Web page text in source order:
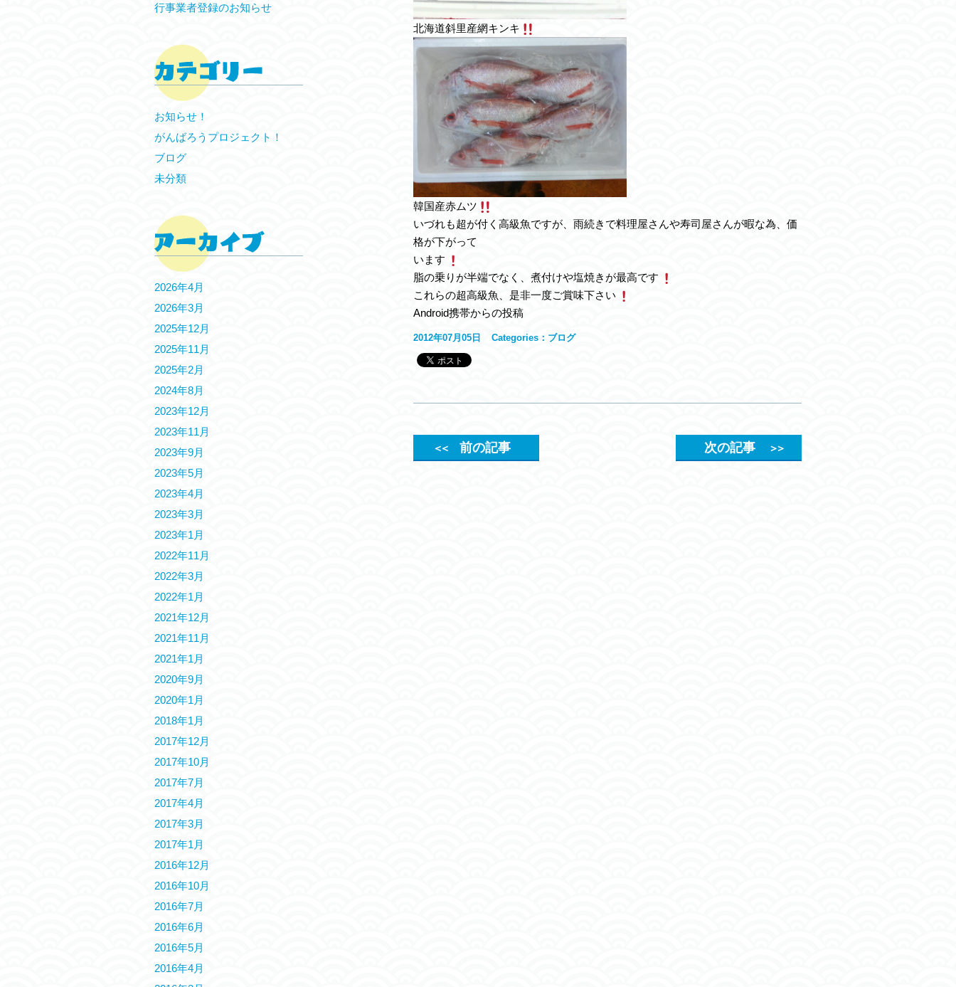
北海道斜里産網キンキ
韓国産赤ムツ
いづれも超が付く高級魚ですが、雨続きで料理屋さんや寿司屋さんが暇な為、価
格が下がって
います
脂の乗りが半端でなく、煮付けや塩焼きが最高です
これらの超高級魚、是非一度ご賞味下さい
Android携帯からの投稿
2012年07月05日 Categories： ブログ
＜＜前の記事 次の記事 ＞＞
行事業者登録のお知らせ
お知らせ！
がんばろうプロジェクト！
ブログ
未分類
2026年4月
2026年3月
2025年12月
2025年11月
2025年2月
2024年8月
2023年12月
2023年11月
2023年9月
2023年5月
2023年4月
2023年3月
2023年1月
2022年11月
2022年3月
2022年1月
2021年12月
2021年11月
2021年1月
2020年9月
2020年1月
2018年1月
2017年12月
2017年10月
2017年7月
2017年4月
2017年3月
2017年1月
2016年12月
2016年10月
2016年7月
2016年6月
2016年5月
2016年4月